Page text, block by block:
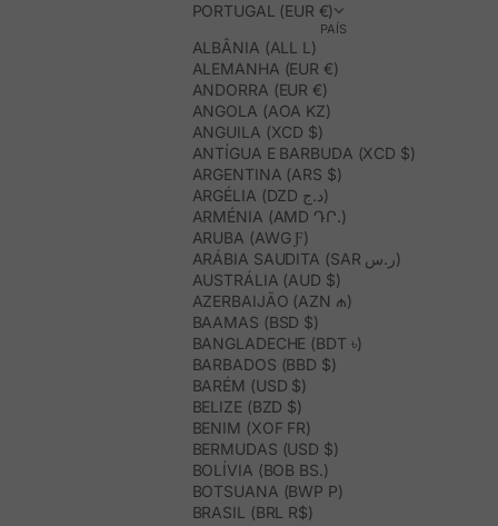
PORTUGAL (EUR €)
PAÍS
ALBÂNIA (ALL L)
ALEMANHA (EUR €)
ANDORRA (EUR €)
ANGOLA (AOA KZ)
ANGUILA (XCD $)
ANTÍGUA E BARBUDA (XCD $)
ARGENTINA (ARS $)
ARGÉLIA (DZD د.ج)
ARMÉNIA (AMD ԴՐ.)
ARUBA (AWG Ƒ)
ARÁBIA SAUDITA (SAR ر.س)
AUSTRÁLIA (AUD $)
AZERBAIJÃO (AZN ₼)
BAAMAS (BSD $)
BANGLADECHE (BDT ৳)
BARBADOS (BBD $)
BARÉM (USD $)
BELIZE (BZD $)
BENIM (XOF FR)
BERMUDAS (USD $)
BOLÍVIA (BOB BS.)
BOTSUANA (BWP P)
BRASIL (BRL R$)